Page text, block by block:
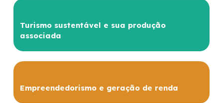
Turismo sustentável e sua produção
associada
Empreendedorismo e geração de renda